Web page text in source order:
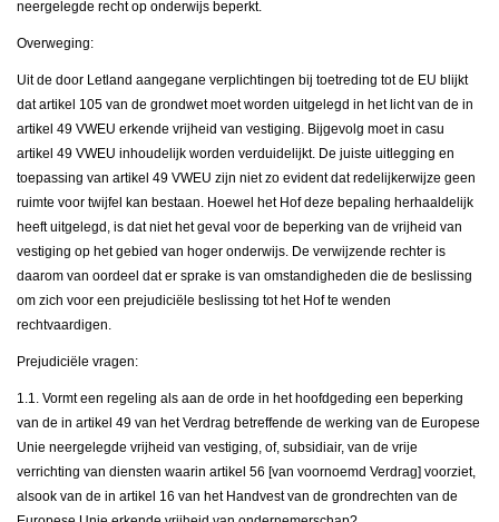
neergelegde recht op onderwijs beperkt.
Overweging:
Uit de door Letland aangegane verplichtingen bij toetreding tot de EU blijkt
dat artikel 105 van de grondwet moet worden uitgelegd in het licht van de in
artikel 49 VWEU erkende vrijheid van vestiging. Bijgevolg moet in casu
artikel 49 VWEU inhoudelijk worden verduidelijkt. De juiste uitlegging en
toepassing van artikel 49 VWEU zijn niet zo evident dat redelijkerwijze geen
ruimte voor twijfel kan bestaan. Hoewel het Hof deze bepaling herhaaldelijk
heeft uitgelegd, is dat niet het geval voor de beperking van de vrijheid van
vestiging op het gebied van hoger onderwijs. De verwijzende rechter is
daarom van oordeel dat er sprake is van omstandigheden die de beslissing
om zich voor een prejudiciële beslissing tot het Hof te wenden
rechtvaardigen.
Prejudiciële vragen:
1.1. Vormt een regeling als aan de orde in het hoofdgeding een beperking
van de in artikel 49 van het Verdrag betreffende de werking van de Europese
Unie neergelegde vrijheid van vestiging, of, subsidiair, van de vrije
verrichting van diensten waarin artikel 56 [van voornoemd Verdrag] voorziet,
alsook van de in artikel 16 van het Handvest van de grondrechten van de